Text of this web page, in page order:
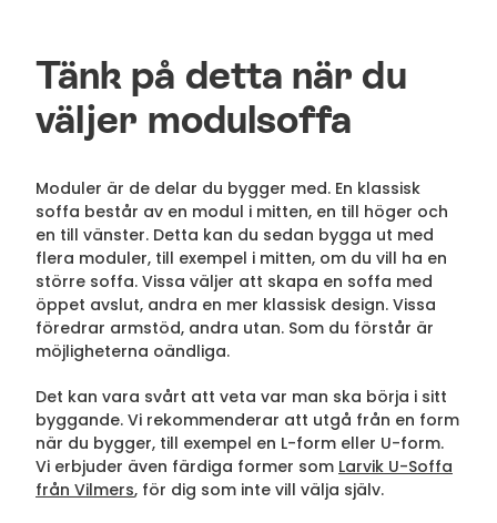
Tänk på detta när du
väljer modulsoffa
Moduler är de delar du bygger med. En klassisk
soffa består av en modul i mitten, en till höger och
en till vänster. Detta kan du sedan bygga ut med
flera moduler, till exempel i mitten, om du vill ha en
större soffa. Vissa väljer att skapa en soffa med
öppet avslut, andra en mer klassisk design. Vissa
föredrar armstöd, andra utan. Som du förstår är
möjligheterna oändliga.
Det kan vara svårt att veta var man ska börja i sitt
byggande. Vi rekommenderar att utgå från en form
när du bygger, till exempel en L-form eller U-form.
Vi erbjuder även färdiga former som Larvik U-Soffa
från Vilmers, för dig som inte vill välja själv.